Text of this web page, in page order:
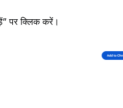
पर क्लिक करें।